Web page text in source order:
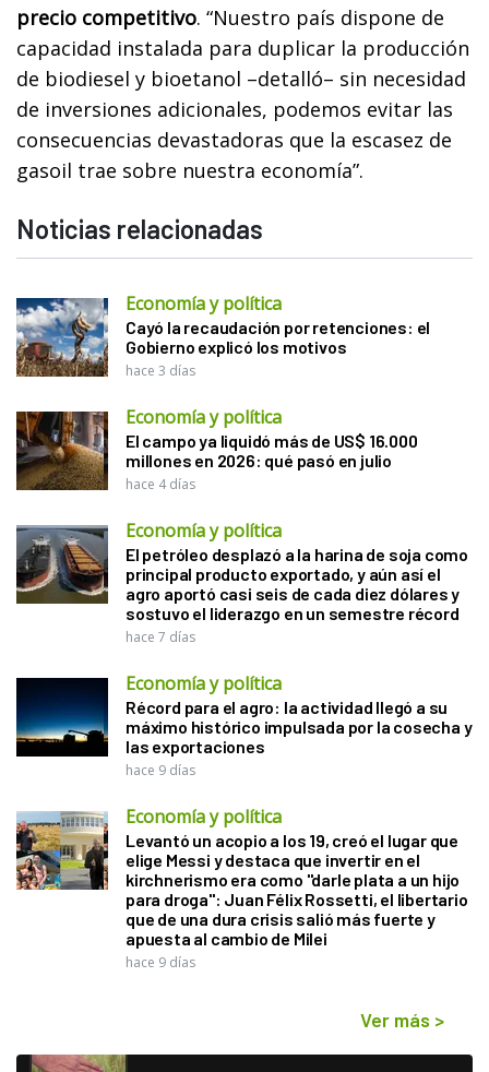
precio competitivo. “Nuestro país dispone de
capacidad instalada para duplicar la producción
de biodiesel y bioetanol –detalló– sin necesidad
de inversiones adicionales, podemos evitar las
consecuencias devastadoras que la escasez de
gasoil trae sobre nuestra economía”.
Noticias relacionadas
Economía y política
Cayó la recaudación por retenciones: el
Gobierno explicó los motivos
hace 3 días
Economía y política
El campo ya liquidó más de US$ 16.000
millones en 2026: qué pasó en julio
hace 4 días
Economía y política
El petróleo desplazó a la harina de soja como
principal producto exportado, y aún así el
agro aportó casi seis de cada diez dólares y
sostuvo el liderazgo en un semestre récord
hace 7 días
Economía y política
Récord para el agro: la actividad llegó a su
máximo histórico impulsada por la cosecha y
las exportaciones
hace 9 días
Economía y política
Levantó un acopio a los 19, creó el lugar que
elige Messi y destaca que invertir en el
kirchnerismo era como "darle plata a un hijo
para droga": Juan Félix Rossetti, el libertario
que de una dura crisis salió más fuerte y
apuesta al cambio de Milei
hace 9 días
Ver más >